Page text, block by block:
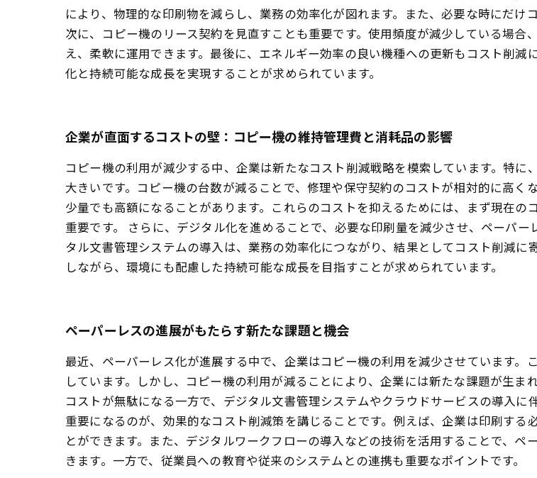
により、物理的な印刷物を減らし、業務の効率化が図れます。また、必要な時にだけ
次に、コピー機のリース契約を見直すことも重要です。使用頻度が減少している場
え、柔軟に運用できます。最後に、エネルギー効率の良い機種への更新もコスト削
化と持続可能な成長を実現することが求められています。
企業が直面するコストの壁：コピー機の維持管理費と消耗品の影響
コピー機の利用が減少する中、企業は新たなコスト削減戦略を模索しています。特
大きいです。コピー機の台数が減ることで、修理や保守契約のコストが相対的に高く
少量でも高額になることがあります。これらのコストを抑えるためには、まず現在
重要です。 さらに、デジタル化を進めることで、必要な印刷量を減少させ、ペーパ
タル文書管理システムの導入は、業務の効率化につながり、結果としてコスト削減
しながら、環境にも配慮した持続可能な成長を目指すことが求められています。
ペーパーレスの進展がもたらす新たな課題と機会
最近、ペーパーレス化が進展する中で、企業はコピー機の利用を減少させています
しています。しかし、コピー機の利用が減ることにより、企業には新たな課題が生
コストが無駄になる一方で、デジタル文書管理システムやクラウドサービスの導入
重要になるのが、効果的なコスト削減策を講じることです。例えば、企業は印刷す
とができます。また、デジタルワークフローの導入などの技術を活用することで、
きます。一方で、従業員への教育や従来のシステムとの連携も重要なポイントです。